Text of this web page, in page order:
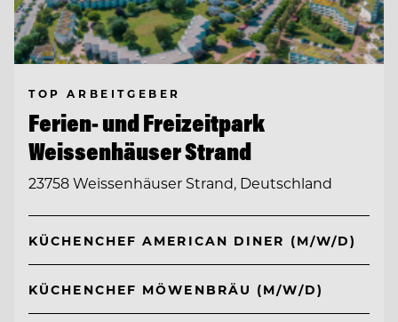
TOP ARBEITGEBER
Ferien- und Freizeitpark
Weissenhäuser Strand
23758 Weissenhäuser Strand, Deutschland
KÜCHENCHEF AMERICAN DINER (M/W/D)
KÜCHENCHEF MÖWENBRÄU (M/W/D)